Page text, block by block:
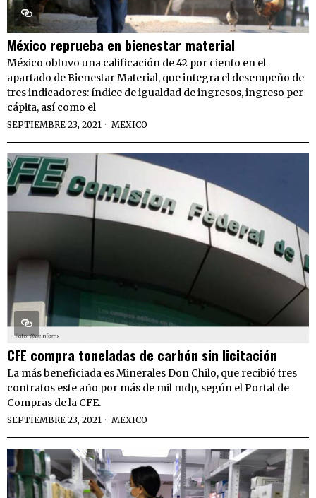
México reprueba en bienestar material
México obtuvo una calificación de 42 por ciento en el
apartado de Bienestar Material, que integra el desempeño de
tres indicadores: índice de igualdad de ingresos, ingreso per
cápita, así como el
SEPTIEMBRE 23, 2021 MEXICO
CFE compra toneladas de carbón sin licitación
La más beneficiada es Minerales Don Chilo, que recibió tres
contratos este año por más de mil mdp, según el Portal de
Compras de la CFE.
SEPTIEMBRE 23, 2021 MEXICO